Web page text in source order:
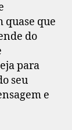
quase que
do
para
seu
e